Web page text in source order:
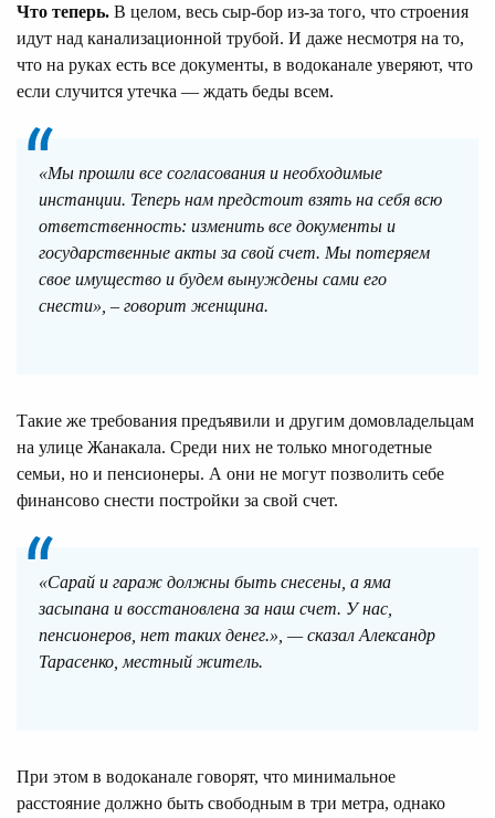
Что теперь. В целом, весь сыр-бор из-за того, что строения
идут над канализационной трубой. И даже несмотря на то,
что на руках есть все документы, в водоканале уверяют, что
если случится утечка — ждать беды всем.
«Мы прошли все согласования и необходимые
инстанции. Теперь нам предстоит взять на себя всю
ответственность: изменить все документы и
государственные акты за свой счет. Мы потеряем
свое имущество и будем вынуждены сами его
снести», – говорит женщина.
Такие же требования предъявили и другим домовладельцам
на улице Жанакала. Среди них не только многодетные
семьи, но и пенсионеры. А они не могут позволить себе
финансово снести постройки за свой счет.
«Сарай и гараж должны быть снесены, а яма
засыпана и восстановлена за наш счет. У нас,
пенсионеров, нет таких денег.», — сказал Александр
Тарасенко, местный житель.
При этом в водоканале говорят, что минимальное
расстояние должно быть свободным в три метра, однако